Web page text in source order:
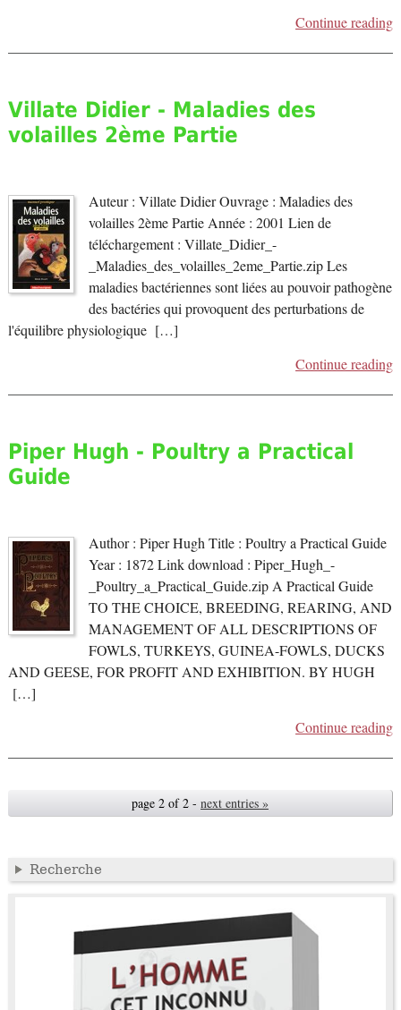
Continue reading
Villate Didier - Maladies des
volailles 2ème Partie
Auteur : Villate Didier Ouvrage : Maladies des
volailles 2ème Partie Année : 2001 Lien de
téléchargement : Villate_Didier_-
_Maladies_des_volailles_2eme_Partie.zip Les
maladies bactériennes sont liées au pouvoir pathogène
des bactéries qui provoquent des perturbations de
l'équilibre physiologique […]
Continue reading
Piper Hugh - Poultry a Practical
Guide
Author : Piper Hugh Title : Poultry a Practical Guide
Year : 1872 Link download : Piper_Hugh_-
_Poultry_a_Practical_Guide.zip A Practical Guide
TO THE CHOICE, BREEDING, REARING, AND
MANAGEMENT OF ALL DESCRIPTIONS OF
FOWLS, TURKEYS, GUINEA-FOWLS, DUCKS
AND GEESE, FOR PROFIT AND EXHIBITION. BY HUGH
[…]
Continue reading
page 2 of 2 - next entries »
Recherche